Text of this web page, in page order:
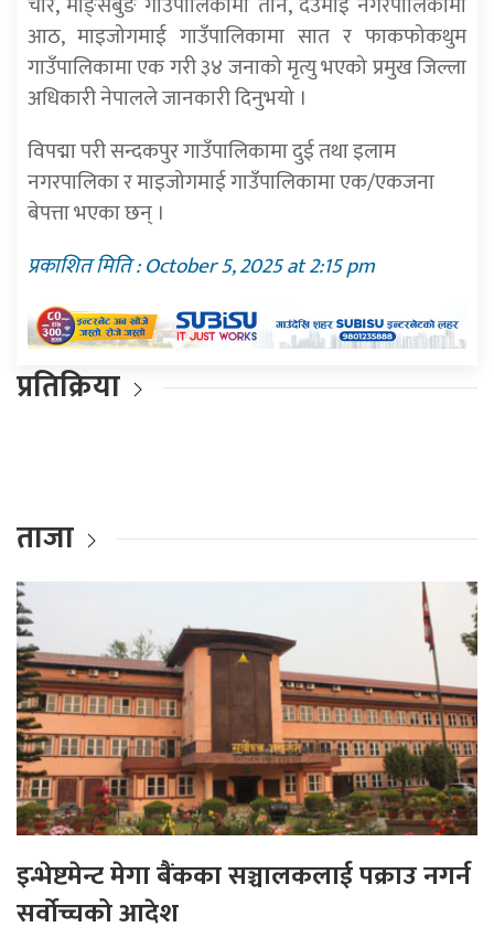
आठ, माइजोगमाई गाउँपालिकामा सात र फाकफोकथुम
गाउँपालिकामा एक गरी ३४ जनाको मृत्यु भएको प्रमुख जिल्ला
अधिकारी नेपालले जानकारी दिनुभयो ।
विपद्मा परी सन्दकपुर गाउँपालिकामा दुई तथा इलाम
नगरपालिका र माइजोगमाई गाउँपालिकामा एक/एकजना
बेपत्ता भएका छन् ।
प्रकाशित मिति : October 5, 2025 at 2:15 pm
प्रतिक्रिया
ताजा
इन्भेष्टमेन्ट मेगा बैंकका सञ्चालकलाई पक्राउ नगर्न
सर्वोच्चको आदेश